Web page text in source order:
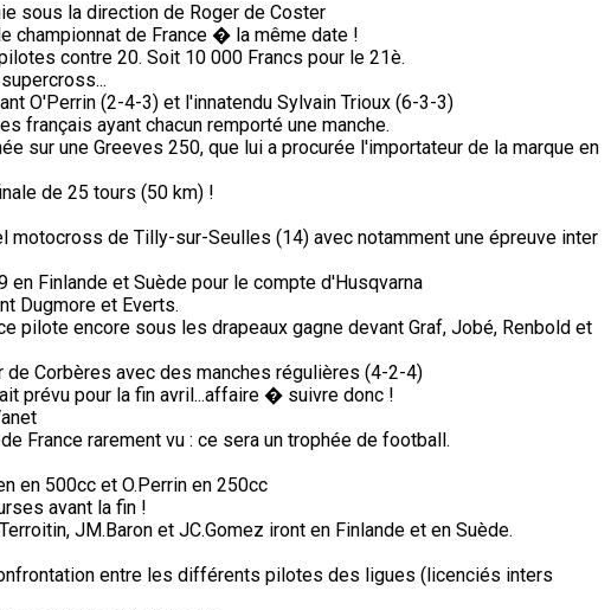
sous la direction de Roger de Coster
championnat de France � la même date !
contre 20. Soit 10 000 Francs pour le 21è.
O'Perrin (2-4-3) et l'innatendu Sylvain Trioux (6-3-3)
français ayant chacun remporté une manche.
sur une Greeves 250, que lui a procurée l'importateur de la marque en
de 25 tours (50 km) !
motocross de Tilly-sur-Seulles (14) avec notamment une épreuve inter
en Finlande et Suède pour le compte d'Husqvarna
Dugmore et Everts.
pilote encore sous les drapeaux gagne devant Graf, Jobé, Renbold et
de Corbères avec des manches régulières (4-2-4)
prévu pour la fin avril...affaire � suivre donc !
France rarement vu : ce sera un trophée de football.
en 500cc et O.Perrin en 250cc
avant la fin !
JM.Baron et JC.Gomez iront en Finlande et en Suède.
entre les différents pilotes des ligues (licenciés inters